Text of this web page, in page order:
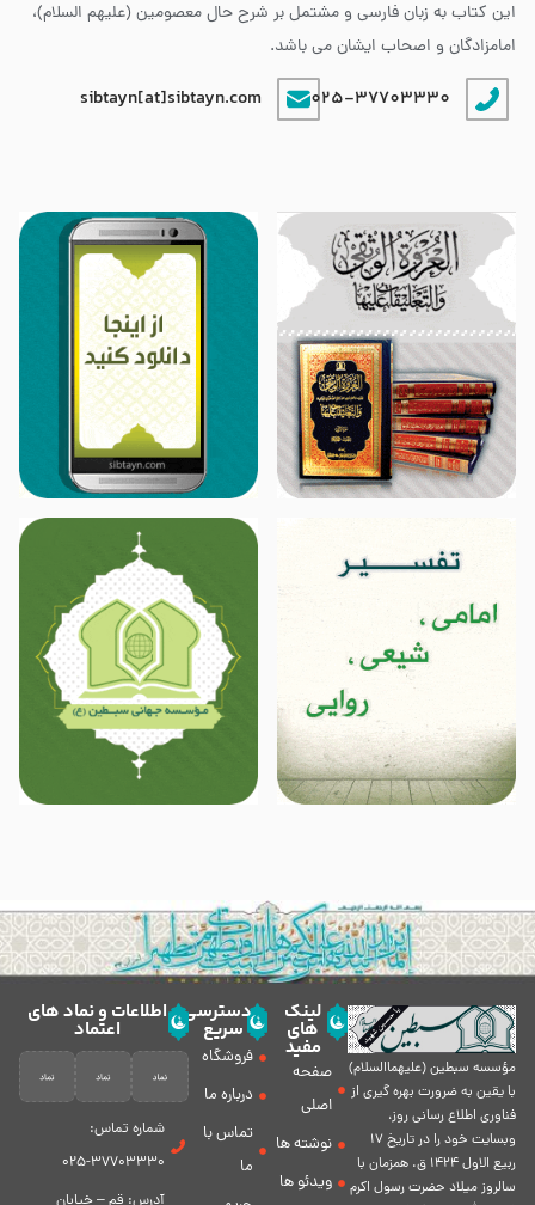
این کتاب به زبان فارسی و مشتمل بر شرح حال معصومین (علیهم السلام)،
امامزادگان و اصحاب ایشان می باشد.
025-37703330
sibtayn[at]sibtayn.com
مؤسسه سبطين (عليهماالسلام)
با يقين به ضرورت بهره گیرى از
فناورى اطلاع رسانى روز،
وبسایت خود را در تاريخ 17
ربيع الاول 1424 ق. همزمان با
سالروز ميلاد حضرت رسول اكرم
لینک
های
مفید
صفحه
اصلی
نوشته ها
ویدئو ها
دسترسی
سریع
فروشگاه
درباره ما
تماس با
ما
اطلاعات و نماد های
اعتماد
شماره تماس:
37703330-025